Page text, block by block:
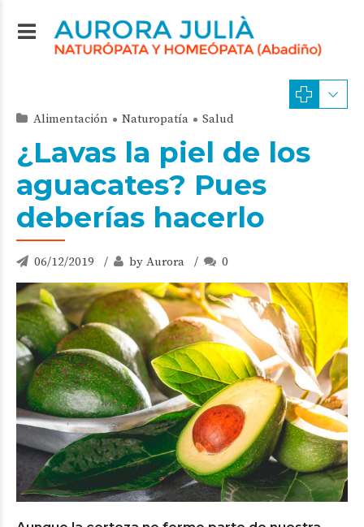
Alimentación Naturopatía Salud
¿Lavas la piel de los
aguacates? Pues
deberías hacerlo
06/12/2019 by Aurora 0